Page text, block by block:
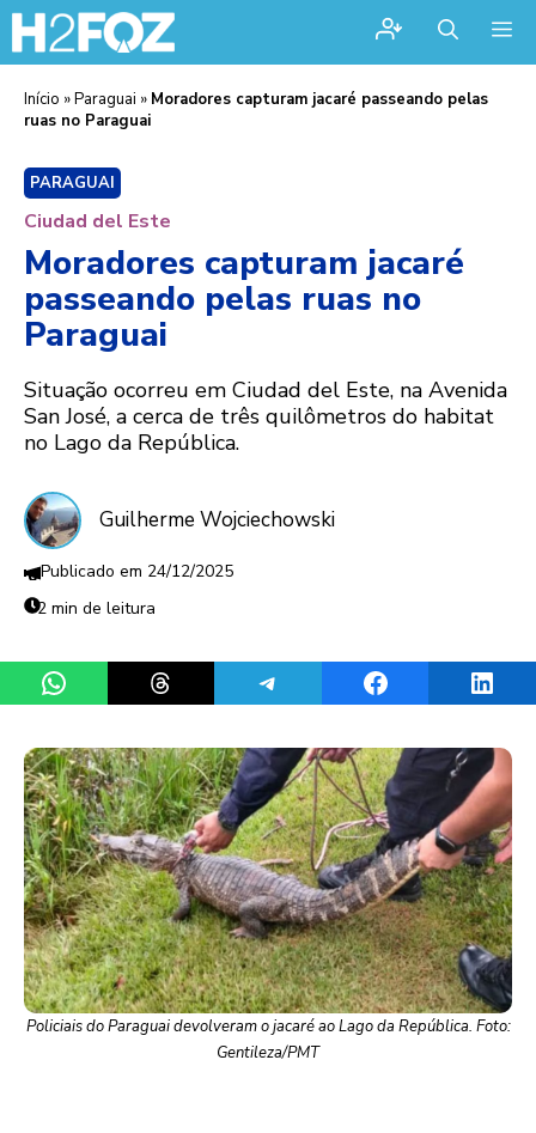
Início »Paraguai » Moradores capturam jacaré passeando pelas
ruas no Paraguai
PARAGUAI
Ciudad del Este
Moradores capturam jacaré
passeando pelas ruas no
Paraguai
Situação ocorreu em Ciudad del Este, na Avenida
San José, a cerca de três quilômetros do habitat
no Lago da República.
Guilherme Wojciechowski
24/12/2025
2 min de leitura
Share on WhatsAppShare on ThreadsShare on TelegramShare on Facebook
Policiais do Paraguai devolveram o jacaré ao Lago da República. Foto:
Gentileza/PMT